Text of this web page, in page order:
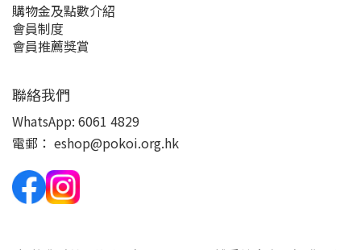
購物金及點數介紹
會員制度
會員推薦獎賞
聯絡我們
WhatsApp: 6061 4829
電郵： eshop@pokoi.org.hk